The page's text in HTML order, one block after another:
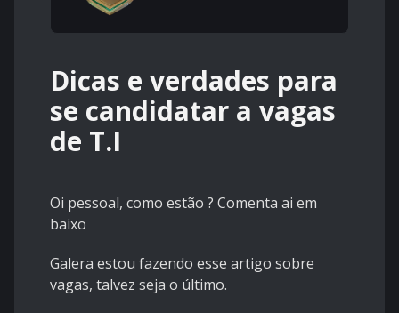
Dicas e verdades para
se candidatar a vagas
de T.I
Oi pessoal, como estão ? Comenta ai em
baixo
Galera estou fazendo esse artigo sobre
vagas, talvez seja o último.